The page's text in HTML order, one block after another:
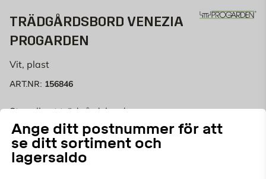
Ange ditt postnummer för att
se ditt sortiment och
lagersaldo
TRÄDGÅRDSBORD VENEZIA
PROGARDEN
Vit, plast
ART.NR: 156846
Stapelbart trädgårdsbord.
Välj butik